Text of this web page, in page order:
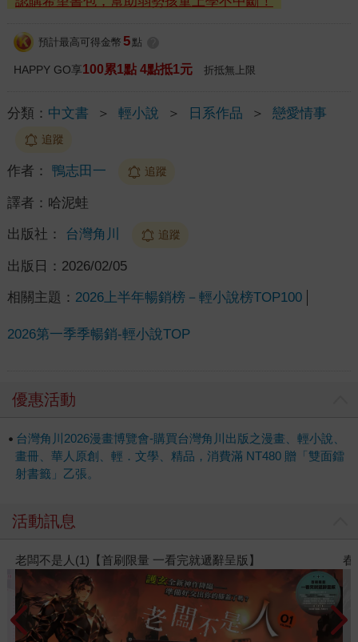
預計最高可得金幣 5 點
HAPPY GO享100累1點 4點抵1元 折抵無上限
分類： 中文書 ＞ 輕小說 ＞ 日系作品 ＞ 戀愛情事
追蹤
作者： 鴨志田一 追蹤
譯者： 哈泥蛙
出版社： 台灣角川 追蹤
出版日： 2026/02/05
相關主題： 2026上半年暢銷榜－輕小說榜TOP100
2026第一季季暢銷-輕小說TOP
優惠活動
台灣角川2026漫畫博覽會-購買台灣角川出版之漫畫、輕小說、
畫冊、華人原創、輕．文學、精品，消費滿 NT480 贈「雙面鐳
射書籤」乙張。
活動訊息
春光ｘ奇幻基地｜全書系展